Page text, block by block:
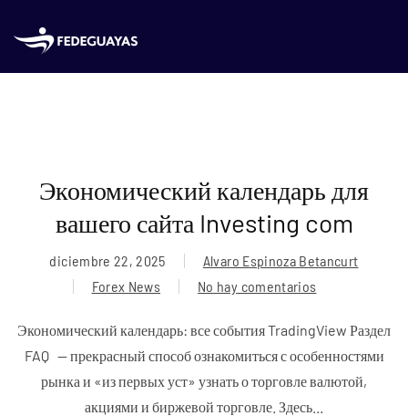
Skip to main content
Экономический календарь для
вашего сайта Investing com
diciembre 22, 2025
Alvaro Espinoza Betancurt
Forex News
No hay comentarios
en
Экономический
вашего
Экономический календарь: все события TradingView Раздел
FAQ — прекрасный способ ознакомиться с особенностями
рынка и «из первых уст» узнать о торговле валютой,
акциями и биржевой торговле. Здесь...